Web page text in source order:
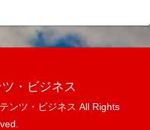
・ビジネス
ンツ・ビジネス All Rights